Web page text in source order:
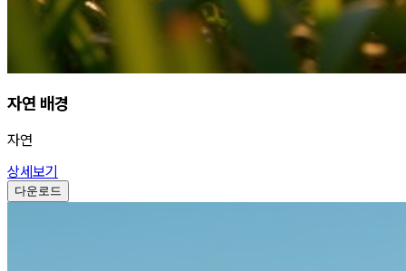
자연 배경
자연
상세보기
다운로드